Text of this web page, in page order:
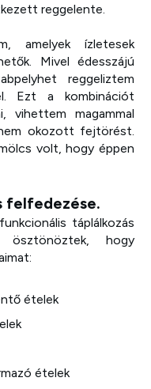
reggelente.
amelyek ízletesek
Mivel édesszájú
reggeliztem
Ezt a kombinációt
vihettem magammal
okozott fejtörést.
volt, hogy éppen
felfedezése.
táplálkozás
ösztönöztek, hogy
ételek
ételek